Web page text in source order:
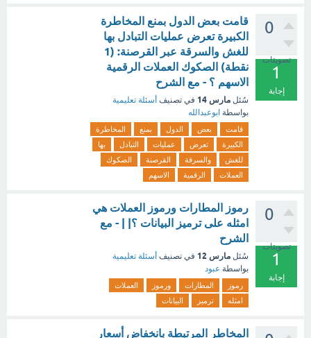
0
تصويتات
1
إجابة
قامت بعض الدول بمنع المخاطرة
الكبيرة تعرض عمليات التبادل بها
للغش والسرقة عبر القرصنة: (1
نقطة) الصكوك العملات الرقمية
الاسهم ؟ - مع الشرح
سُئل مارس 14 في تصنيف أسئلة تعليمية
بواسطة ابوعبدالله
قامت بعض الدول بمنع
المخاطرة
الكبيرة
تعرض عمليات التبادل
بها
للغش
والسرقة القرصنة
الصكوك
العملات
الرقمية الاسهم
0
تصويتات
1
إجابة
رموز المطارات ورموز العملات هي
امثله على ترميز البيانات ؟| | - مع
الشرح
سُئل مارس 12 في تصنيف أسئلة تعليمية
بواسطة عبود
رموز المطارات ورموز
العملات
امثله
ترميز البيانات
المخاطر المرتبطة بانخفاض أسعار